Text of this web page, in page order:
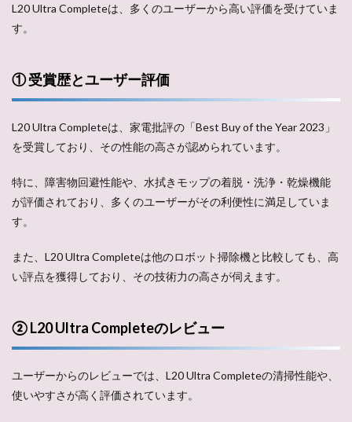
L20 Ultra Completeは、多くのユーザーから高い評価を受けていま
す。
① 受賞歴とユーザー評価
L20 Ultra Completeは、家電批評の「Best Buy of the Year 2023」
を受賞しており、その性能の高さが認められています。
特に、障害物回避性能や、水拭きモップの着脱・洗浄・乾燥機能
が評価されており、多くのユーザーがその利便性に満足していま
す。
また、L20 Ultra Completeは他のロボット掃除機と比較しても、高
い評点を獲得しており、その技術力の高さが伺えます。
② L20 Ultra Completeのレビュー
ユーザーからのレビューでは、L20 Ultra Completeの清掃性能や、
使いやすさが高く評価されています。